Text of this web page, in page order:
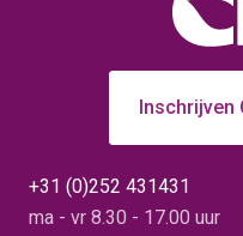
Inschrijven
+31 (0)252 431431
ma - vr 8.30 - 17.00 uur